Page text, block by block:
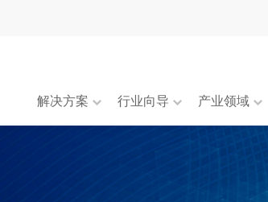
解决方案 行业向导 产业领域